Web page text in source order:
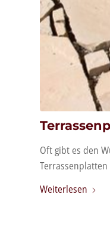
Oft gibt es den
Weiterlesen